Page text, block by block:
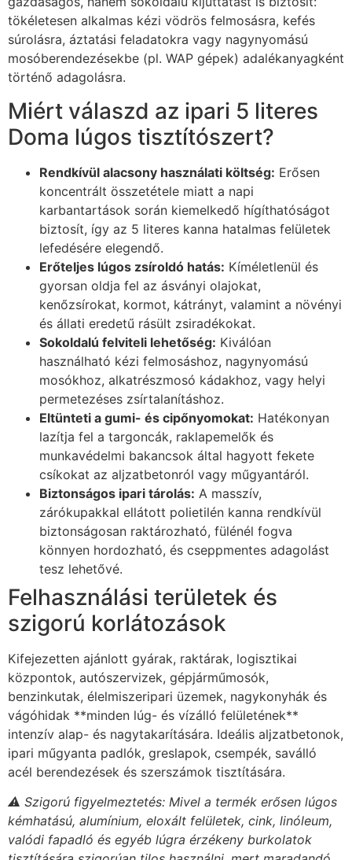
tökéletesen alkalmas kézi vödrös felmosásra, kefés
súrolásra, áztatási feladatokra vagy nagynyomású
mosóberendezésekbe (pl. WAP gépek) adalékanyagként
történő adagolásra.
Miért válaszd az ipari 5 literes
Doma lúgos tisztítószert?
Rendkívül alacsony használati költség: Erősen
koncentrált összetétele miatt a napi
karbantartások során kiemelkedő hígíthatóságot
biztosít, így az 5 literes kanna hatalmas felületek
lefedésére elegendő.
Erőteljes lúgos zsíroldó hatás: Kíméletlenül és
gyorsan oldja fel az ásványi olajokat,
kenőzsírokat, kormot, kátrányt, valamint a növényi
és állati eredetű rásült zsiradékokat.
Sokoldalú felviteli lehetőség: Kiválóan
használható kézi felmosáshoz, nagynyomású
mosókhoz, alkatrészmosó kádakhoz, vagy helyi
permetezéses zsírtalanításhoz.
Eltünteti a gumi- és cipőnyomokat: Hatékonyan
lazítja fel a targoncák, raklapemelők és
munkavédelmi bakancsok által hagyott fekete
csíkokat az aljzatbetonról vagy műgyantáról.
Biztonságos ipari tárolás: A masszív,
zárókupakkal ellátott polietilén kanna rendkívül
biztonságosan raktározható, fülénél fogva
könnyen hordozható, és cseppmentes adagolást
tesz lehetővé.
Felhasználási területek és
szigorú korlátozások
Kifejezetten ajánlott gyárak, raktárak, logisztikai
központok, autószervizek, gépjárműmosók,
benzinkutak, élelmiszeripari üzemek, nagykonyhák és
vágóhidak **minden lúg- és vízálló felületének**
intenzív alap- és nagytakarítására. Ideális aljzatbetonok,
ipari műgyanta padlók, greslapok, csempék, saválló
acél berendezések és szerszámok tisztítására.
⚠️ Szigorú figyelmeztetés: Mivel a termék erősen lúgos
kémhatású, alumínium, eloxált felületek, cink, linóleum,
valódi fapadló és egyéb lúgra érzékeny burkolatok